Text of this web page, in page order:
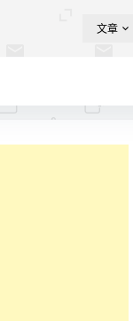
文章